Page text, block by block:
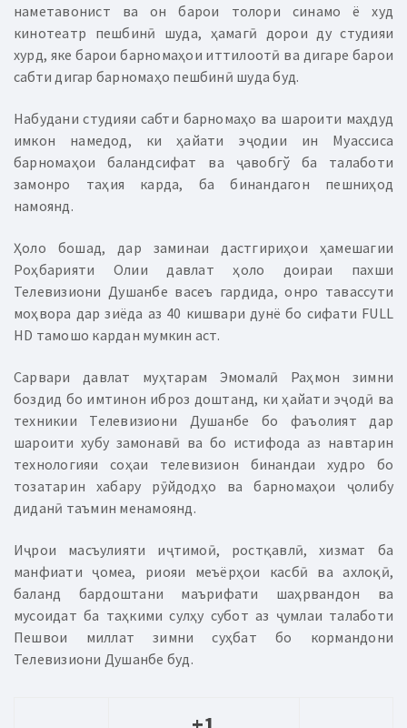
наметавонист ва он барои толори синамо ё худ
кинотеатр пешбинӣ шуда, ҳамагӣ дорои ду студияи
хурд, яке барои барномаҳои иттилоотӣ ва дигаре барои
сабти дигар барномаҳо пешбинӣ шуда буд.
Набудани студияи сабти барномаҳо ва шароити маҳдуд
имкон намедод, ки ҳайати эҷодии ин Муассиса
барномаҳои баландсифат ва ҷавобгў ба талаботи
замонро таҳия карда, ба бинандагон пешниҳод
намоянд.
Ҳоло бошад, дар заминаи дастгириҳои ҳамешагии
Роҳбарияти Олии давлат ҳоло доираи пахши
Телевизиони Душанбе васеъ гардида, онро тавассути
моҳвора дар зиёда аз 40 кишвари дунё бо сифати FULL
HD тамошо кардан мумкин аст.
Сарвари давлат муҳтарам Эмомалӣ Раҳмон зимни
боздид бо имтинон иброз доштанд, ки ҳайати эҷодӣ ва
техникии Телевизиони Душанбе бо фаъолият дар
шароити хубу замонавӣ ва бо истифода аз навтарин
технологияи соҳаи телевизион бинандаи худро бо
тозатарин хабару рӯйдодҳо ва барномаҳои ҷолибу
диданӣ таъмин менамоянд.
Иҷрои масъулияти иҷтимоӣ, ростқавлӣ, хизмат ба
манфиати ҷомеа, риояи меъёрҳои касбӣ ва ахлоқӣ,
баланд бардоштани маърифати шаҳрвандон ва
мусоидат ба таҳкими сулҳу субот аз ҷумлаи талаботи
Пешвои миллат зимни суҳбат бо кормандони
Телевизиони Душанбе буд.